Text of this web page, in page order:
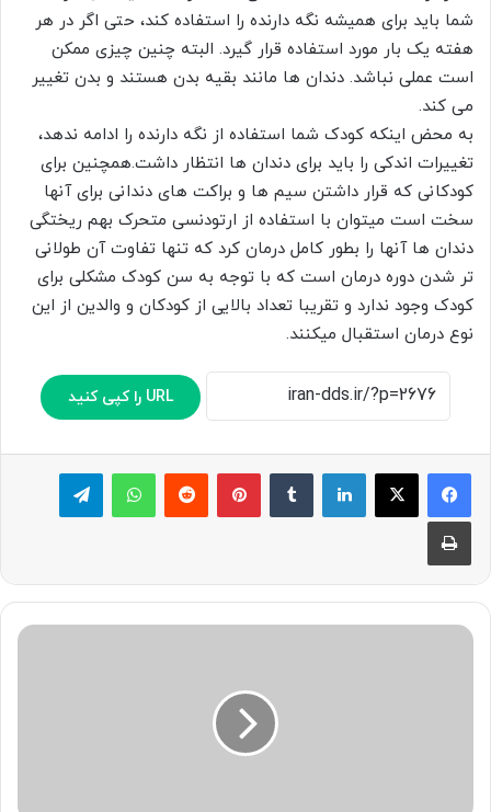
شما باید برای همیشه نگه دارنده را استفاده کند، حتی اگر در هر
هفته یک بار مورد استفاده قرار گیرد. البته چنین چیزی ممکن
است عملی نباشد. دندان ها مانند بقیه بدن هستند و بدن تغییر
می کند.
به محض اینکه کودک شما استفاده از نگه دارنده را ادامه ندهد،
تغییرات اندکی را باید برای دندان ها انتظار داشت.همچنین برای
کودکانی که قرار داشتن سیم ها و براکت های دندانی برای آنها
سخت است میتوان با استفاده از ارتودنسی متحرک بهم ریختگی
دندان ها آنها را بطور کامل درمان کرد که تنها تفاوت آن طولانی
تر شدن دوره درمان است که با توجه به سن کودک مشکلی برای
کودک وجود ندارد و تقریبا تعداد بالایی از کودکان و والدین از این
نوع درمان استقبال میکنند.
URL را کپی کنید
لینکدین ‫تامبلر پینترست‫رددیت واتس آپ تلگرام
چاپ
همه